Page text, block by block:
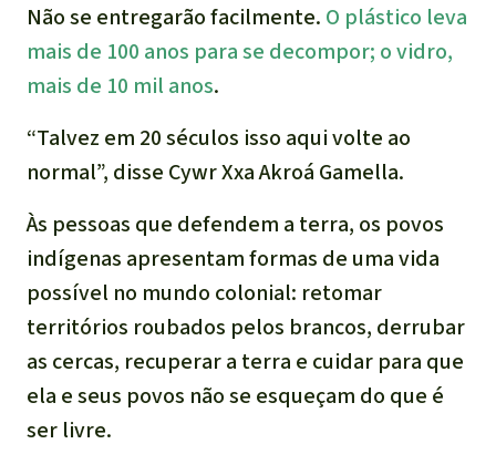
Não se entregarão facilmente. O plástico leva
mais de 100 anos para se decompor; o vidro,
mais de 10 mil anos.
“Talvez em 20 séculos isso aqui volte ao
normal”, disse Cywr Xxa Akroá Gamella.
Às pessoas que defendem a terra, os povos
indígenas apresentam formas de uma vida
possível no mundo colonial: retomar
territórios roubados pelos brancos, derrubar
as cercas, recuperar a terra e cuidar para que
ela e seus povos não se esqueçam do que é
ser livre.